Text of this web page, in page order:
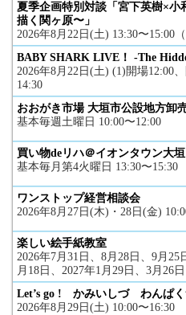
夏季企画特別対談「宮下英樹×小
描く関ヶ原〜」
2026年8月22日(土) 13:30〜15:00（
BABY SHARK LIVE！ -The
2026年8月22日(土) (1)開場12:00
14:30
おおがき市場 大垣市公設地方卸
基本毎週土曜日 10:00〜12:00
買い物deリハ＠イオンタウン大垣
基本毎月第4火曜日 13:30〜15:30
ワンストップ経営相談会
2026年8月27日(木)・28日(金)
楽しい絵手紙教室
2026年7月31日、8月28日、9月25
月18日、2027年1月29日、3月
Let’s go ! かみいしづ わんぱく
2026年8月29日(土) 10:00〜16:30